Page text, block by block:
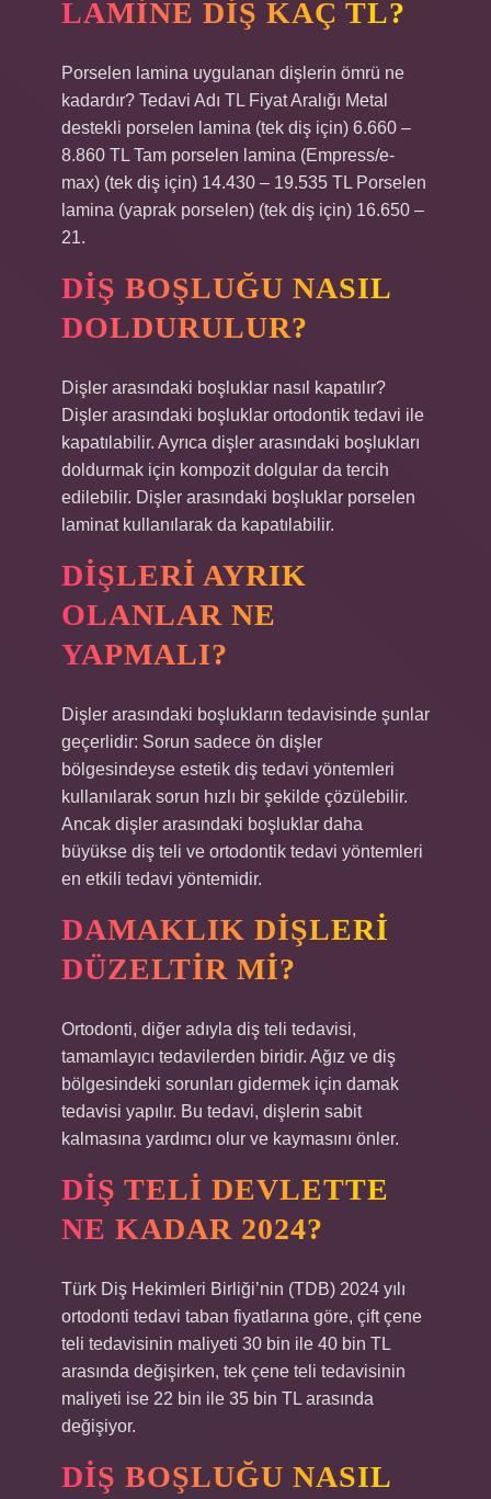
LAMINE DIŞ KAÇ TL?
Porselen lamina uygulanan dişlerin ömrü ne
kadardır? Tedavi Adı TL Fiyat Aralığı Metal
destekli porselen lamina (tek diş için) 6.660 –
8.860 TL Tam porselen lamina (Empress/e-
max) (tek diş için) 14.430 – 19.535 TL Porselen
lamina (yaprak porselen) (tek diş için) 16.650 –
21.
DIŞ BOŞLUĞU NASIL
DOLDURULUR?
Dişler arasındaki boşluklar nasıl kapatılır?
Dişler arasındaki boşluklar ortodontik tedavi ile
kapatılabilir. Ayrıca dişler arasındaki boşlukları
doldurmak için kompozit dolgular da tercih
edilebilir. Dişler arasındaki boşluklar porselen
laminat kullanılarak da kapatılabilir.
DIŞLERI AYRIK
OLANLAR NE
YAPMALI?
Dişler arasındaki boşlukların tedavisinde şunlar
geçerlidir: Sorun sadece ön dişler
bölgesindeyse estetik diş tedavi yöntemleri
kullanılarak sorun hızlı bir şekilde çözülebilir.
Ancak dişler arasındaki boşluklar daha
büyükse diş teli ve ortodontik tedavi yöntemleri
en etkili tedavi yöntemidir.
DAMAKLIK DIŞLERI
DÜZELTIR MI?
Ortodonti, diğer adıyla diş teli tedavisi,
tamamlayıcı tedavilerden biridir. Ağız ve diş
bölgesindeki sorunları gidermek için damak
tedavisi yapılır. Bu tedavi, dişlerin sabit
kalmasına yardımcı olur ve kaymasını önler.
DIŞ TELI DEVLETTE
NE KADAR 2024?
Türk Diş Hekimleri Birliği’nin (TDB) 2024 yılı
ortodonti tedavi taban fiyatlarına göre, çift çene
teli tedavisinin maliyeti 30 bin ile 40 bin TL
arasında değişirken, tek çene teli tedavisinin
maliyeti ise 22 bin ile 35 bin TL arasında
değişiyor.
DIŞ BOŞLUĞU NASIL